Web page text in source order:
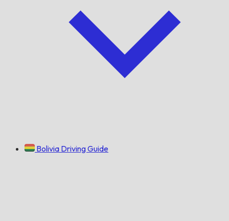
Bolivia Driving Guide